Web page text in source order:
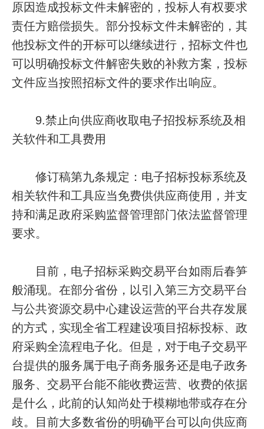
原因造成投标文件未解密的，投标人有权要求
责任方赔偿损失。部分投标文件未解密的，其
他投标文件的开标可以继续进行，招标文件也
可以明确投标文件解密失败的补救方案，投标
文件应当按照招标文件的要求作出响应。
9.禁止向供应商收取电子招投标系统及相
关软件和工具费用
修订稿第九条规定：电子招标投标系统及
相关软件和工具应当免费供供应商使用，并支
持和满足政府采购监督管理部门依法监督管理
要求。
目前，电子招标采购交易平台如雨后春笋
般涌现。在部分省份，以引入第三方交易平台
与公共资源交易中心建设运营的平台共存发展
的方式，实现全省工程建设项目招标投标、政
府采购全流程电子化。但是，对于电子交易平
台提供的服务属于电子商务服务还是电子政务
服务、交易平台能不能收费运营、收费的依据
是什么，此前的认知尚处于模糊地带或存在分
歧。目前大多数省份的明确平台可以向供应商